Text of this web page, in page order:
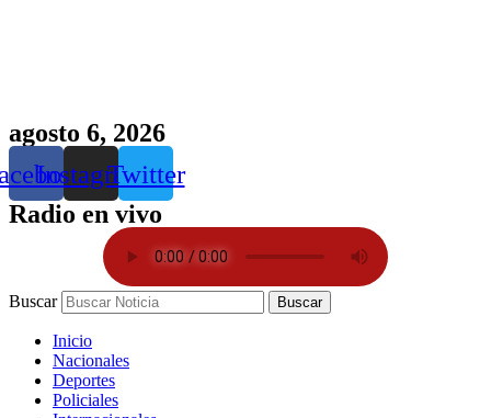
agosto 6, 2026
InstagramTwitter
Radio en vivo
Buscar Buscar
Inicio
Nacionales
Deportes
Policiales